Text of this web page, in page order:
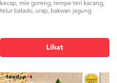
kecap, mie goreng, tempe teri kacang,
telur balado, urap, bakwan jagung
Lihat